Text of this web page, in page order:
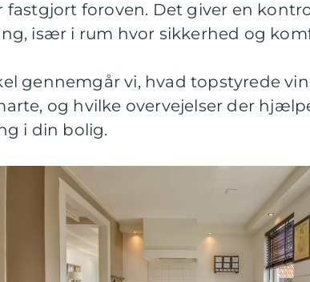
fastgjort foroven. Det giver en
især i rum hvor sikkerhed og
gennemgår vi, hvad topstyrede
og hvilke overvejelser der
i din bolig.